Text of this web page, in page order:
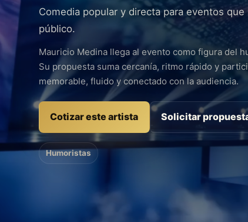
Comedia popular y directa para eventos
público.
Mauricio Medina llega al evento como figura del
Su propuesta suma cercanía, ritmo rápido y
memorable, fluido y conectado con la audiencia.
Cotizar este artista Solicitar
Humoristas